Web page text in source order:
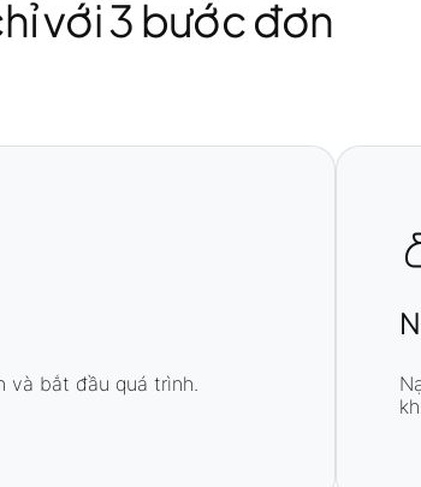
với 3 bước đơn
và bắt đầu quá trình.